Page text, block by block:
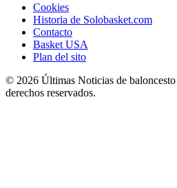
Cookies
Historia de Solobasket.com
Contacto
Basket USA
Plan del sito
© 2026 Últimas Noticias de
derechos reservados.